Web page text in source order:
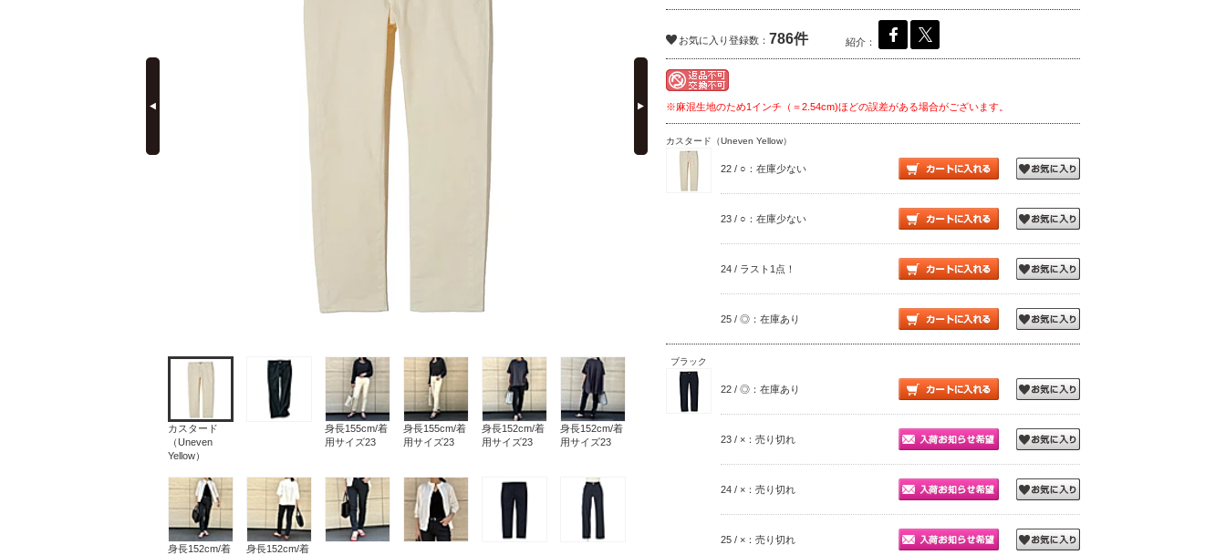
雑誌･書籍(一緒に買うと送料無料)
カスタード
（Uneven
Yellow）
身長155cm/着
用サイズ23
身長155cm/着
用サイズ23
身長152cm/着
用サイズ23
身長152cm/着
用サイズ23
身長152cm/着
身長152cm/着
お気に入り登録数： 786件 紹介：
※麻混生地のため1インチ（＝2.54cm)ほどの誤差がある場合がございます。
カスタード（Uneven Yellow）
22 / ○：在庫少ない
23 / ○：在庫少ない
24 / ラスト1点！
25 / ◎：在庫あり
ブラック
22 / ◎：在庫あり
23 / ×：売り切れ
24 / ×：売り切れ
25 / ×：売り切れ